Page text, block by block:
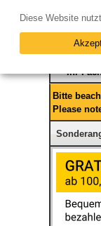
Ihr
Bitte
Please
Diese Website